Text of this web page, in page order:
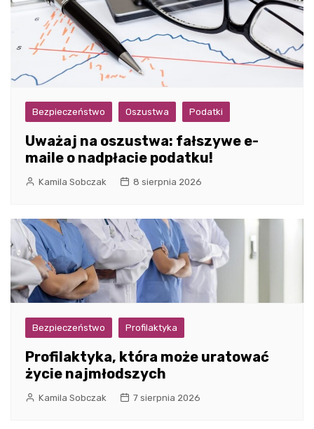
Bezpieczeństwo Oszustwa Podatki
Uważaj na oszustwa: fałszywe e-
maile o nadpłacie podatku!
Kamila Sobczak 8 sierpnia 2026
Bezpieczeństwo Profilaktyka
Profilaktyka, która może uratować
życie najmłodszych
Kamila Sobczak 7 sierpnia 2026